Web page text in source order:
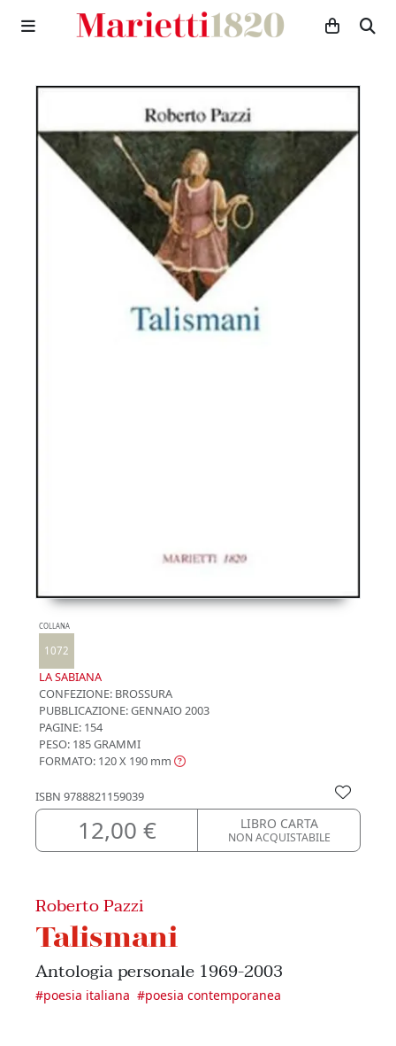
COLLANA
1072
LA SABIANA
CONFEZIONE: BROSSURA
PUBBLICAZIONE:GENNAIO 2003
PAGINE: 154
PESO: 185 GRAMMI
FORMATO: 120 X 190 mm
ISBN 9788821159039
12,00 € LIBRO CARTA
NON ACQUISTABILE
Roberto Pazzi
Talismani
Antologia personale 1969-2003
#poesia italiana #poesia contemporanea